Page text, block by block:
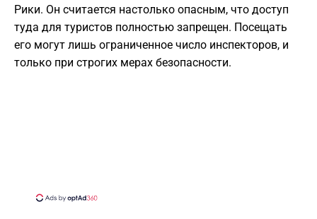
Рики. Он считается настолько опасным, что доступ
туда для туристов полностью запрещен. Посещать
его могут лишь ограниченное число инспекторов, и
только при строгих мерах безопасности.